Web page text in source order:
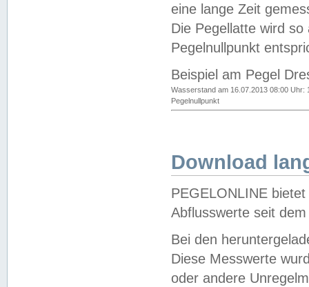
eine lange Zeit
Die Pegellatte wird
Pegelnullpunkt
Beispiel am Pegel
Wasserstand am 16.07.2013 08:00 Uhr:
Pegelnullpunkt
Download
PEGELONLINE
Abflusswerte seit
Bei den
Diese Messwerte
oder andere